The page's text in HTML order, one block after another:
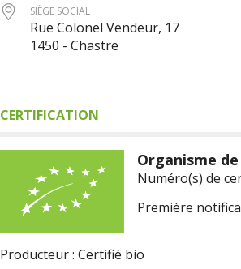
SIÈGE SOCIAL
Rue Colonel Vendeur, 17
1450 - Chastre
CERTIFICATION
Organisme
Numéro(s) de
Première
Producteur : Certifié bio